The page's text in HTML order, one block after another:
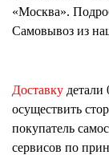
«Москва».
Самовывоз из
Доставку детали
осуществить
покупатель
сервисов по